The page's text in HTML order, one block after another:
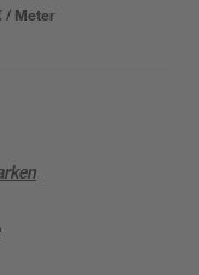
/ Meter